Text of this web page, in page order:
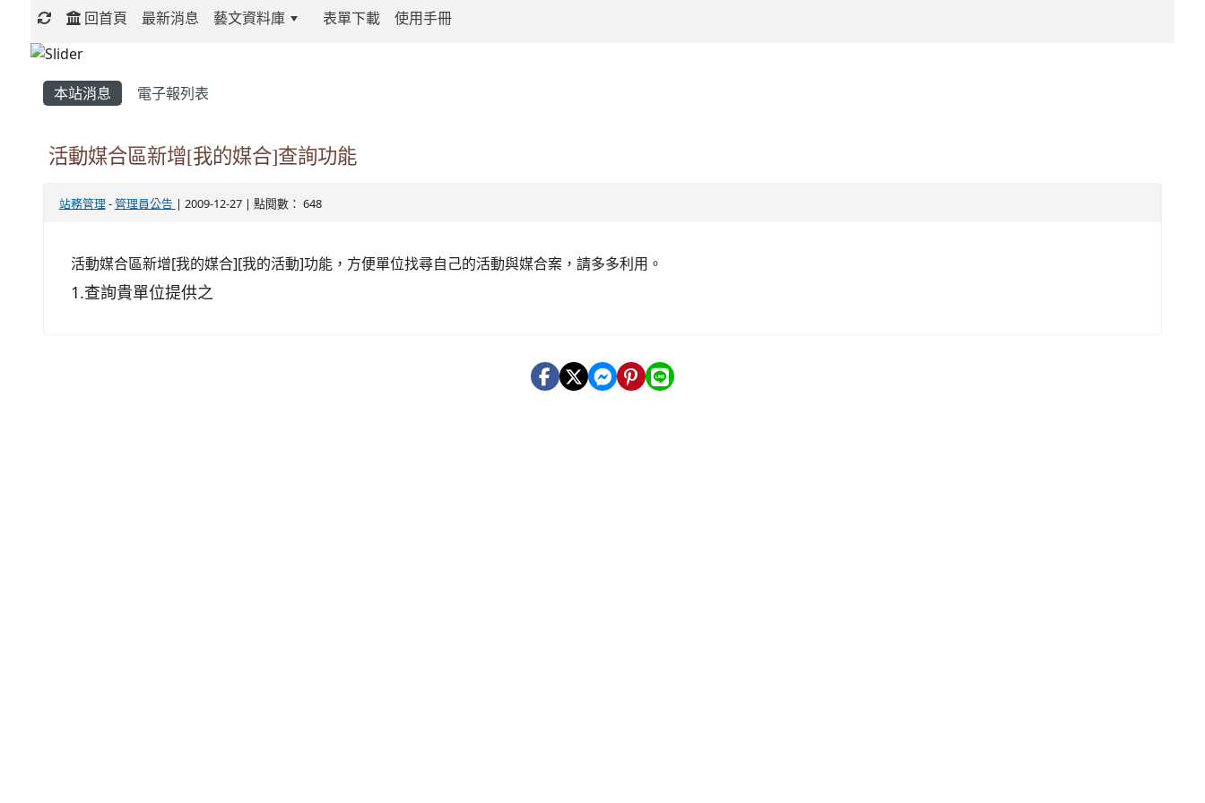
回首頁 最新消息 藝文資料庫 表單下載 使用手冊
本站消息 電子報列表
活動媒合區新增[我的媒合]查詢功能
站務管理 -管理員公告 | 2009-12-27 | 點閱數： 648
活動媒合區新增[我的媒合][我的活動]功能，方便單位找尋自己的活動與媒合案，請多多利用。
1.查詢貴單位提供之